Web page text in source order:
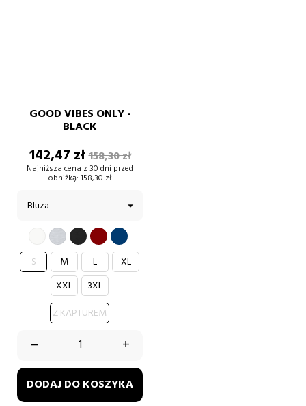
GOOD VIBES ONLY -
BLACK
Cena
142,47 złCena
podstawowa
158,30 zł
Najniższa cena z 30 dni przed
obniżką: 158,30 zł
BIAŁYSZARYCZARNYBORDOWYGRANATOWY
S
M L
XL
XXL
3XL
Z KAPTUREM
– +
DODAJ DO KOSZYKA